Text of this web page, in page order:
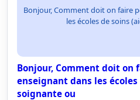
Bonjour, Comment doit on faire
les écoles de soins
Bonjour, Comment doit on
enseignant dans les
soignante ou